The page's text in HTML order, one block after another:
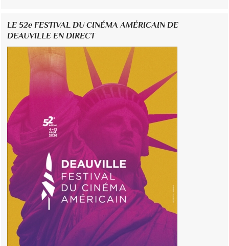
LE 52e FESTIVAL DU CINÉMA AMÉRICAIN DE
DEAUVILLE EN DIRECT